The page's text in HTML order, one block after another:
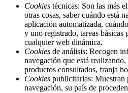
Cookies técnicas: Son las más
otras cosas, saber cuándo está
aplicación automatizada,
y uno registrado, tareas
cualquier web dinámica.
Cookies de análisis: Recogen
navegación que está
productos consultados, franja
Cookies publicitarias: Muestran
navegación, su país de